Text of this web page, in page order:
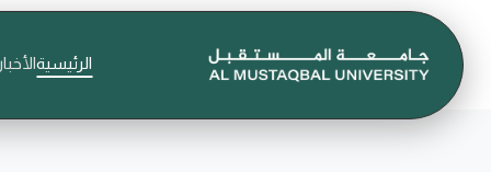
الرئيسيةالأخبار